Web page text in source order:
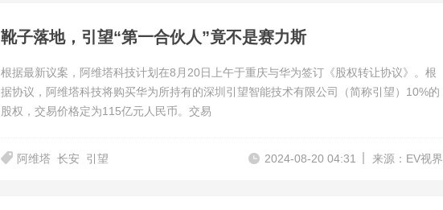
靴子落地，引望“第一合伙人”竟不是赛力斯
根据最新议案，阿维塔科技计划在8月20日上午于重庆与华为签订《股权转让协议》。根
据协议，阿维塔科技将购买华为所持有的深圳引望智能技术有限公司（简称引望）10%的
股权，交易价格定为115亿元人民币。交易
阿维塔 长安 引望 来源：EV视界
2024-08-20 04:31